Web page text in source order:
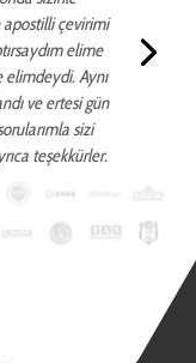
apostilli çevirimi
elime
elimdeydi. Aynı
ve ertesi gün
sizi
teşekkürler.